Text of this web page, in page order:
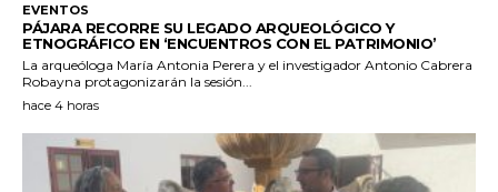
EVENTOS
PÁJARA RECORRE SU LEGADO ARQUEOLÓGICO Y
ETNOGRÁFICO EN ‘ENCUENTROS CON EL PATRIMONIO’
La arqueóloga María Antonia Perera y el investigador Antonio Cabrera
Robayna protagonizarán la sesión...
hace 4 horas